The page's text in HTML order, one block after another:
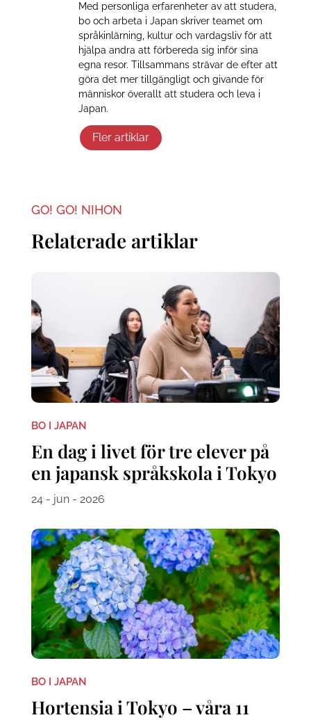
Med personliga erfarenheter av att studera,
bo och arbeta i Japan skriver teamet om
språkinlärning, kultur och vardagsliv för att
hjälpa andra att förbereda sig inför sina
egna resor. Tillsammans strävar de efter att
göra det mer tillgängligt och givande för
människor överallt att studera och leva i
Japan.
Fler artiklar
GO! GO! NIHON
Relaterade artiklar
BO I JAPAN
En dag i livet för tre elever på
en japansk språkskola i Tokyo
24 - jun - 2026
BO I JAPAN
Hortensia i Tokyo – våra 11